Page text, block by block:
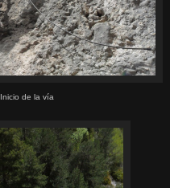
Inicio de la vía